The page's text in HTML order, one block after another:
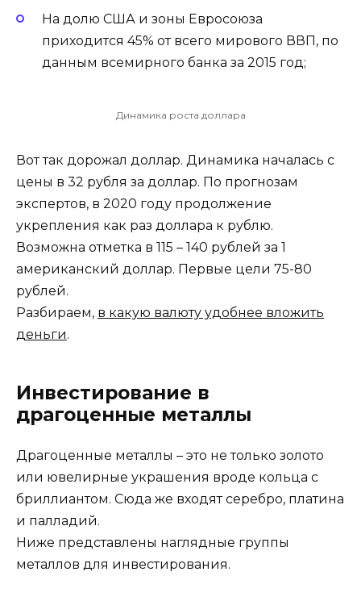
На долю США и зоны Евросоюза
приходится 45% от всего мирового ВВП, по
данным всемирного банка за 2015 год;
Динамика роста доллара
Вот так дорожал доллар. Динамика началась с
цены в 32 рубля за доллар. По прогнозам
экспертов, в 2020 году продолжение
укрепления как раз доллара к рублю.
Возможна отметка в 115 – 140 рублей за 1
американский доллар. Первые цели 75-80
рублей.
Разбираем, в какую валюту удобнее вложить
деньги.
Инвестирование в
драгоценные металлы
Драгоценные металлы – это не только золото
или ювелирные украшения вроде кольца с
бриллиантом. Сюда же входят серебро, платина
и палладий.
Ниже представлены наглядные группы
металлов для инвестирования.